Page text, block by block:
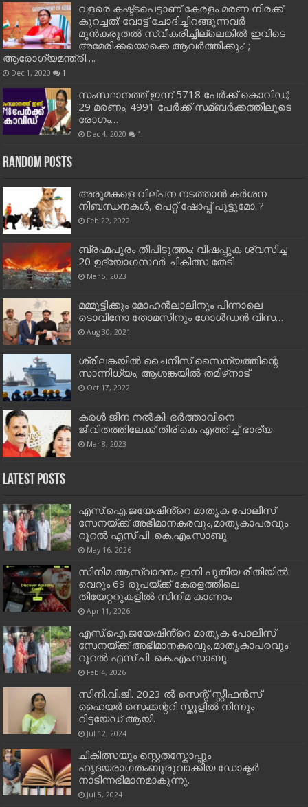
വളരെ കഷ്ട്ടപെട്ടാണ് കേരളം മരണ നിരക്ക്
കുറച്ചത്; വോട്ട് ചോദിച്ചിറങ്ങുന്നവർ
മുൻകരുതൽ സ്വീകരിച്ചില്ലെങ്കിൽ ഇവിടെ
അമേരിക്കയൊക്കെ ആവർത്തിക്കും’ ;
ആരോഗ്യമന്ത്രി….
Dec 1, 2020 1
സംസ്ഥാനത്ത് ഇന്ന് 5718 പേര്‍ക്ക് കൊവിഡ്;
29 മരണം; 4991 പേര്‍ക്ക് സമ്ബര്‍ക്കത്തിലൂടെ
രോഗം…
Dec 4, 2020 1
Random Posts
അരുമകളെ വില്പന നടത്താന്‍ കര്‍ശന
നിബന്ധനകള്‍, പെറ്റ് ഷോപ്പ് പൂട്ടുമോ..?
Feb 22, 2022
ബ്രഹ്മപുരം തീപിടുത്തം; വിഷപ്പുക ശ്വസിച്ച
20 ഉദ്യോഗസ്ഥർ ചികിത്സ തേടി
Mar 5, 2023
മമ്മൂട്ടിക്കും മോഹന്‍ലാലിനും പിന്നാലെ
ടൊവിനോ തോമസിനും ഗോള്‍ഡന്‍ വിസ…
Aug 30, 2021
ശ്രീലങ്കയില്‍ ചൈനീസ് സൈന്യത്തിന്റെ
സാന്നിധ്യം; ആശങ്കയില്‍ തമിഴ്‌നാട്
Oct 17, 2022
കരൾ ജീന നൽകി! ഭർത്താവിനെ
ജീവിതത്തിലേക്ക് തിരികെ എത്തിച്ച് ഭാര്യ
Mar 8, 2023
Latest Posts
എസ്.ഐ.ജയേഷിൻ്റെ മാതൃക പോലീസ്
സേനയ്ക്ക് അഭിമാനകരവും,മാതൃകാപരവും:
റൂറൽ എസ്.പി .കെ.എം.സാബു.
May 16, 2026
സിനിമ ആസ്വാദനം ഇനി പുതിയ രീതിയിൽ:
വെറും 69 രൂപയ്ക്ക് കേരളത്തിലെ
തിയേറ്ററുകളിൽ സിനിമ കാണാം
Apr 11, 2026
എസ്.ഐ.ജയേഷിൻ്റെ മാതൃക പോലീസ്
സേനയ്ക്ക് അഭിമാനകരവും,മാതൃകാപരവും:
റൂറൽ എസ്.പി .കെ.എം.സാബു.
Feb 4, 2026
സിനി.വി.ജി. 2023 ൽ സെന്റ് സ്റ്റീഫൻസ്
ഹൈയർ സെക്കന്ററി സ്കൂളിൽ നിന്നും
റിട്ടയേഡ് ആയി.
Jul 12, 2024
ചികിത്സയും സ്റ്റെതസ്കോപ്പും
ഹൃദയരാഗതംബുരുവാക്കിയ ഡോക്ടർ
നാടിന്നഭിമാനമാകുന്നു.
Jul 5, 2024